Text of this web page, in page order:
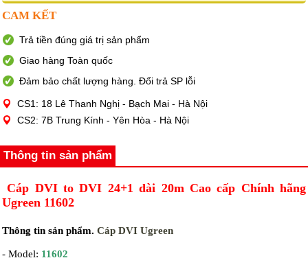
CAM KẾT
Trả tiền đúng giá trị sản phẩm
Giao hàng Toàn quốc
Đảm bảo chất lượng hàng. Đổi trả SP lỗi
CS1: 18 Lê Thanh Nghị - Bạch Mai - Hà Nội
CS2: 7B Trung Kính - Yên Hòa - Hà Nội
Thông tin sản phẩm
Cáp DVI to DVI 24+1 dài 20m Cao cấp Chính hãng
Ugreen 11602
Thông tin sản phẩm. Cáp DVI Ugreen
- Model: 11602